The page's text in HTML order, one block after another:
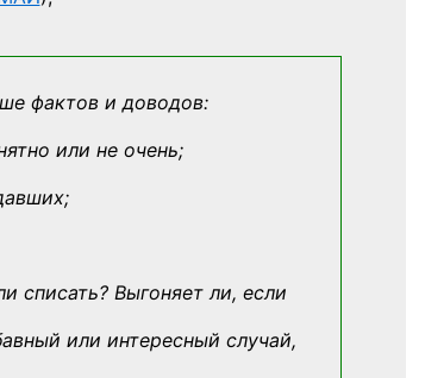
фактов и доводов:
или не очень;
списать? Выгоняет ли, если
или интересный случай,